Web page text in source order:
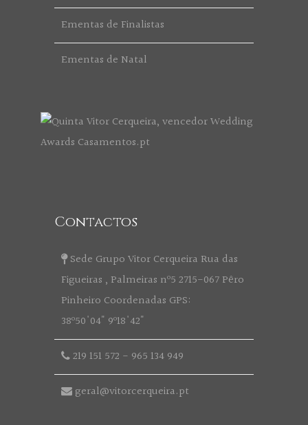
Ementas de Finalistas
Ementas de Natal
Contactos
Sede Grupo Vitor Cerqueira Rua das
Figueiras , Palmeiras nº5 2715-067 Pêro
Pinheiro Coordenadas GPS:
38º50'04" 9º18'42"
219 151 572 - 965 134 949
geral@vitorcerqueira.pt